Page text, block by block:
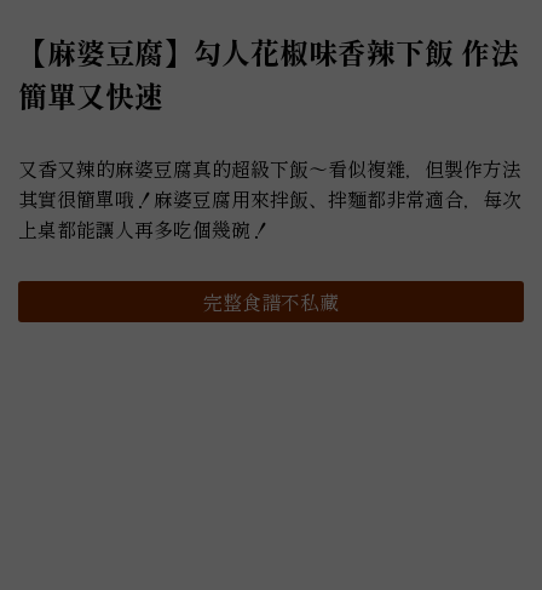
【麻婆豆腐】勾人花椒味香辣下飯 作法
簡單又快速
又香又辣的麻婆豆腐真的超級下飯～看似複雜，但製作方法
其實很簡單哦！麻婆豆腐用來拌飯、拌麵都非常適合，每次
上桌都能讓人再多吃個幾碗！
完整食譜不私藏